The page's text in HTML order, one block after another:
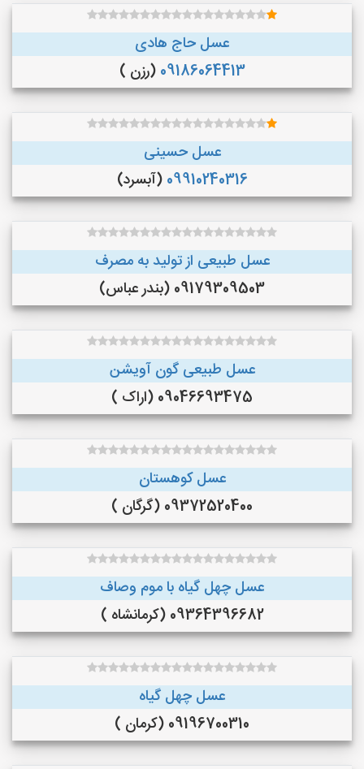
عسل حاج هادی
09186064413 (رزن )
عسل حسینی
09910240316 (آبسرد)
عسل طبیعی از تولید به مصرف
09179309503 (بندر عباس)
عسل طبیعی گون آویشن
09046693475 (اراک )
عسل کوهستان
09372520400 (گرگان )
عسل چهل گیاه با موم وصاف
09364396682 (کرمانشاه )
عسل چهل گیاه
09196700310 (کرمان )